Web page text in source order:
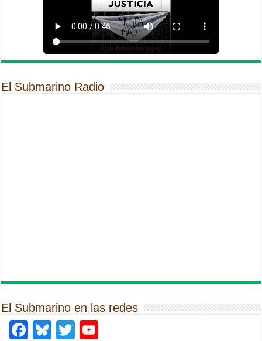
El Submarino Radio
El Submarino en las redes
Facebook
Bluesky
Twitter